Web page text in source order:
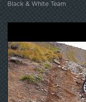
Black & White Team